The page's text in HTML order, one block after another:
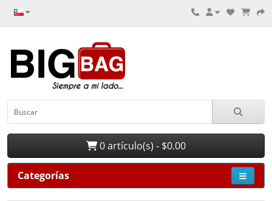
0 artículo(s) - $0.00
Categorías